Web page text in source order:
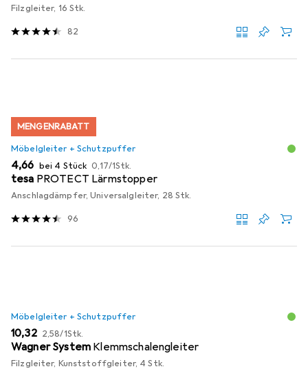
Filzgleiter, 16 Stk.
82
MENGENRABATT
Möbelgleiter + Schutzpuffer
EUR
4,66 bei 4 Stück EUR
0,17/1Stk.
tesa PROTECT Lärmstopper
Anschlagdämpfer, Universalgleiter, 28 Stk.
96
Möbelgleiter + Schutzpuffer
EUR
10,32 EUR
2,58/1Stk.
Wagner System Klemmschalengleiter
Filzgleiter, Kunststoffgleiter, 4 Stk.